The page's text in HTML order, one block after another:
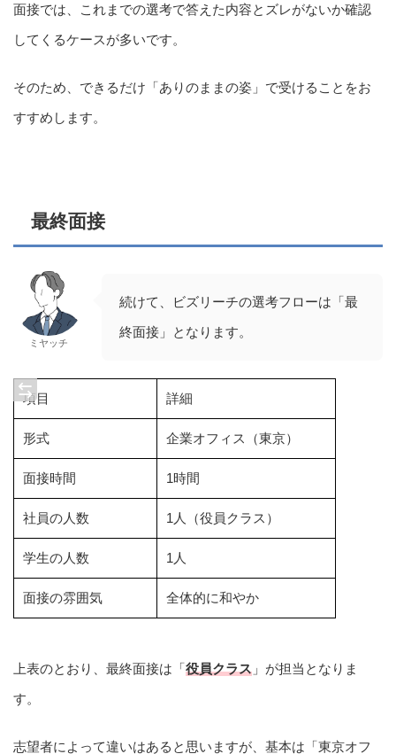
面接では、これまでの選考で答えた内容とズレがないか確認
してくるケースが多いです。
そのため、できるだけ「ありのままの姿」で受けることをお
すすめします。
最終面接
ミヤッチ
続けて、ビズリーチの選考フローは「最
終面接」となります。
項目 詳細
形式 企業オフィス（東京）
面接時間 1時間
社員の人数 1人（役員クラス）
学生の人数 1人
面接の雰囲気 全体的に和やか
上表のとおり、最終面接は「役員クラス 」が担当となりま
す。
志望者によって違いはあると思いますが、基本は「東京オフ